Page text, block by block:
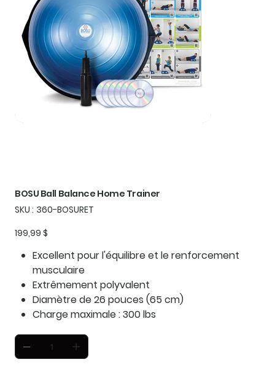
BOSU Ball Balance Home Trainer
SKU : SKU
360-
360-BOSURET
Prix
199,99 $
Excellent pour l'équilibre et le renforcement
musculaire
Extrêmement polyvalent
Diamètre de 26 pouces (65 cm)
Charge maximale : 300 lbs